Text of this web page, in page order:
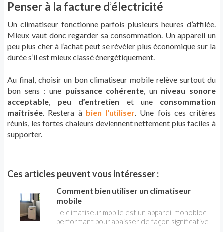
Penser à la facture d’électricité
Un climatiseur fonctionne parfois plusieurs heures d’affilée.
Mieux vaut donc regarder sa consommation. Un appareil un
peu plus cher à l’achat peut se révéler plus économique sur la
durée s’il est mieux classé énergétiquement.
Au final, choisir un bon climatiseur mobile relève surtout du
bon sens : une puissance cohérente, un niveau sonore
acceptable, peu d’entretien et une consommation
maîtrisée. Restera à bien l'utiliser. Une fois ces critères
réunis, les fortes chaleurs deviennent nettement plus faciles à
supporter.
Ces articles peuvent vous intéresser :
Comment bien utiliser un climatiseur
mobile
Le climatiseur mobile est un appareil monobloc
performant pour abaisser de façon significative